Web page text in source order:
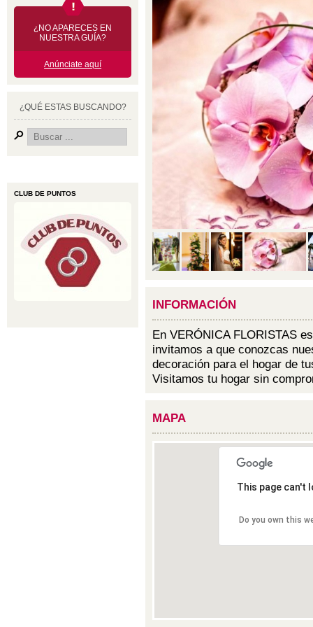
¿NO APARECES EN
NUESTRA GUÍA?
Anúnciate aquí
¿QUÉ ESTAS BUSCANDO?
CLUB DE PUNTOS
INFORMACIÓN
En VERÓNICA FLORISTAS
invitamos a que conozcas
decoración para el hogar de
Visitamos tu hogar sin
MAPA
This page can't
Do you own this